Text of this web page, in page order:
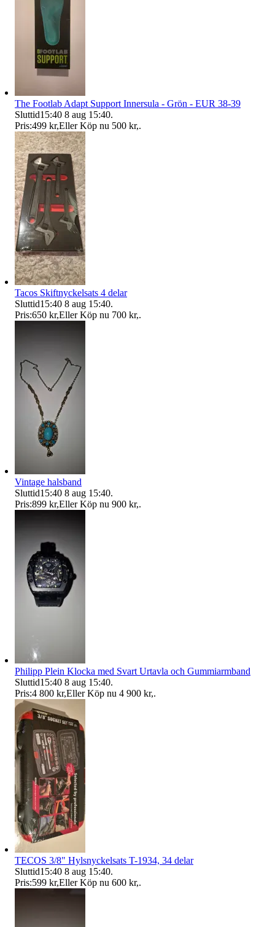
The Footlab Adapt Support Innersula - Grön - EUR 38-39
Sluttid15:40 8 aug 15:40.
Pris:499 kr,Eller Köp nu 500 kr,.
Tacos Skiftnyckelsats 4 delar
Sluttid15:40 8 aug 15:40.
Pris:650 kr,Eller Köp nu 700 kr,.
Vintage halsband
Sluttid15:40 8 aug 15:40.
Pris:899 kr,Eller Köp nu 900 kr,.
Philipp Plein Klocka med Svart Urtavla och Gummiarmband
Sluttid15:40 8 aug 15:40.
Pris:4 800 kr,Eller Köp nu 4 900 kr,.
TECOS 3/8" Hylsnyckelsats T-1934, 34 delar
Sluttid15:40 8 aug 15:40.
Pris:599 kr,Eller Köp nu 600 kr,.